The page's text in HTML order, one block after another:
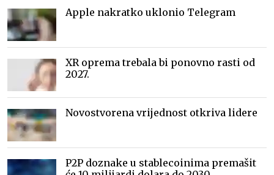
Apple nakratko uklonio Telegram
XR oprema trebala bi ponovno rasti od
2027.
Novostvorena vrijednost otkriva lidere
P2P doznake u stablecoinima premašit